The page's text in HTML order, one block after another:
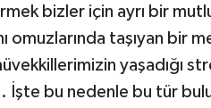
bizler için ayrı bir
omuzlarında taşıyan bir
yaşadığı
İşte bu nedenle bu tür